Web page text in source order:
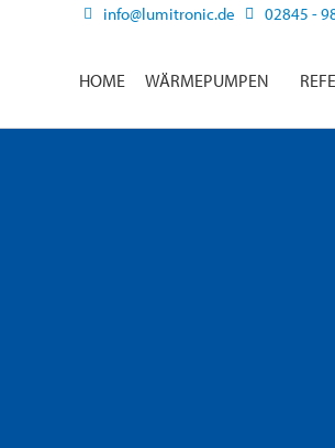
info@lumitronic.de 02845 -
HOME WÄRMEPUMPEN